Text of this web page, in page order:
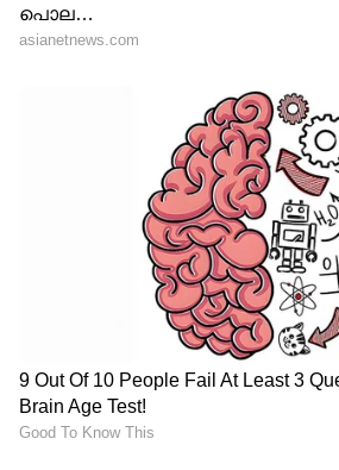
News@1PM | ഒരുമണി വാർത്ത